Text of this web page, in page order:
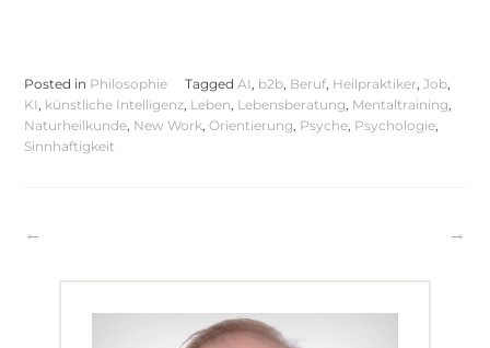
Posted in Philosophie TaggedAI, b2b, Beruf, Heilpraktiker,Job,
KI, künstliche Intelligenz, Leben, Lebensberatung, Mentaltraining,
Naturheilkunde, New Work,Orientierung, Psyche, Psychologie,
Sinnhaftigkeit
Beitragsnavigation